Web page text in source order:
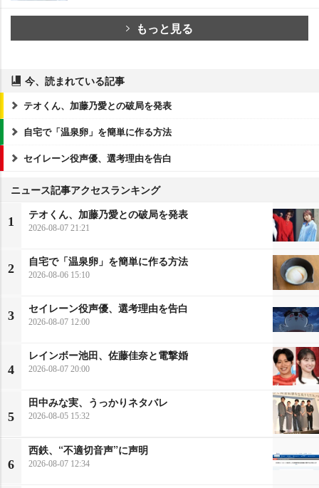
もっと見る
今、読まれている記事
テオくん、加藤乃愛との破局を発表
自宅で「温泉卵」を簡単に作る方法
セイレーン役声優、選考理由を告白
ニュース記事アクセスランキング
1
テオくん、加藤乃愛との破局を発表
2026-08-07 21:21
2
自宅で「温泉卵」を簡単に作る方法
2026-08-06 15:10
3
セイレーン役声優、選考理由を告白
2026-08-07 12:00
4
レインボー池田、佐藤佳奈と電撃婚
2026-08-07 20:00
5
田中みな実、うっかりネタバレ
2026-08-05 15:32
6
西鉄、“不適切音声”に声明
2026-08-07 12:34